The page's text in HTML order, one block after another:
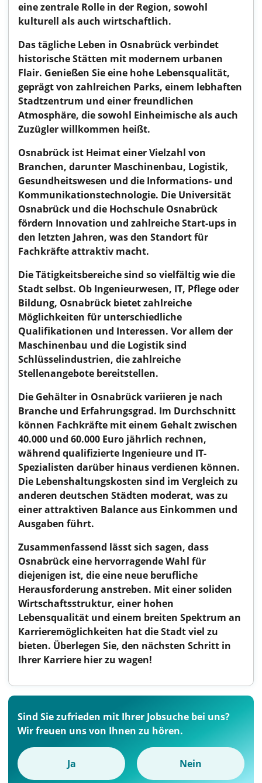
eine zentrale Rolle in der Region, sowohl
kulturell als auch wirtschaftlich.
Das tägliche Leben in Osnabrück verbindet
historische Stätten mit modernem urbanen
Flair. Genießen Sie eine hohe Lebensqualität,
geprägt von zahlreichen Parks, einem lebhaften
Stadtzentrum und einer freundlichen
Atmosphäre, die sowohl Einheimische als auch
Zuzügler willkommen heißt.
Osnabrück ist Heimat einer Vielzahl von
Branchen, darunter Maschinenbau, Logistik,
Gesundheitswesen und die Informations- und
Kommunikationstechnologie. Die Universität
Osnabrück und die Hochschule Osnabrück
fördern Innovation und zahlreiche Start-ups in
den letzten Jahren, was den Standort für
Fachkräfte attraktiv macht.
Die Tätigkeitsbereiche sind so vielfältig wie die
Stadt selbst. Ob Ingenieurwesen, IT, Pflege oder
Bildung, Osnabrück bietet zahlreiche
Möglichkeiten für unterschiedliche
Qualifikationen und Interessen. Vor allem der
Maschinenbau und die Logistik sind
Schlüsselindustrien, die zahlreiche
Stellenangebote bereitstellen.
Die Gehälter in Osnabrück variieren je nach
Branche und Erfahrungsgrad. Im Durchschnitt
können Fachkräfte mit einem Gehalt zwischen
40.000 und 60.000 Euro jährlich rechnen,
während qualifizierte Ingenieure und IT-
Spezialisten darüber hinaus verdienen können.
Die Lebenshaltungskosten sind im Vergleich zu
anderen deutschen Städten moderat, was zu
einer attraktiven Balance aus Einkommen und
Ausgaben führt.
Zusammenfassend lässt sich sagen, dass
Osnabrück eine hervorragende Wahl für
diejenigen ist, die eine neue berufliche
Herausforderung anstreben. Mit einer soliden
Wirtschaftsstruktur, einer hohen
Lebensqualität und einem breiten Spektrum an
Karrieremöglichkeiten hat die Stadt viel zu
bieten. Überlegen Sie, den nächsten Schritt in
Ihrer Karriere hier zu wagen!
Sind Sie zufrieden mit Ihrer Jobsuche bei uns?
Wir freuen uns von Ihnen zu hören.
Ja Nein